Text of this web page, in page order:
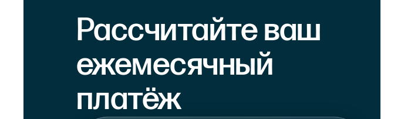
Рассчитайте ваш
ежемесячный
платёж